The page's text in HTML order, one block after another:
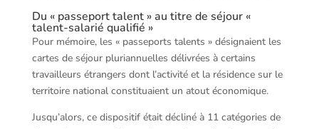
Du « passeport talent » au titre de séjour «
talent-salarié qualifié »
Pour mémoire, les « passeports talents » désignaient les
cartes de séjour pluriannuelles délivrées à certains
travailleurs étrangers dont l’activité et la résidence sur le
territoire national constituaient un atout économique.
Jusqu’alors, ce dispositif était décliné à 11 catégories de